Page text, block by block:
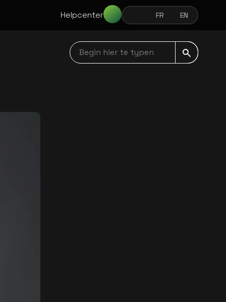
Helpcenter NEDERLANDSFRANÇAIS
FR ENGLISH
EN
Begin hier te typen navbar